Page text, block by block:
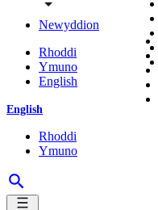
Newyddion
Rhoddi
Ymuno
English
English
Rhoddi
Ymuno